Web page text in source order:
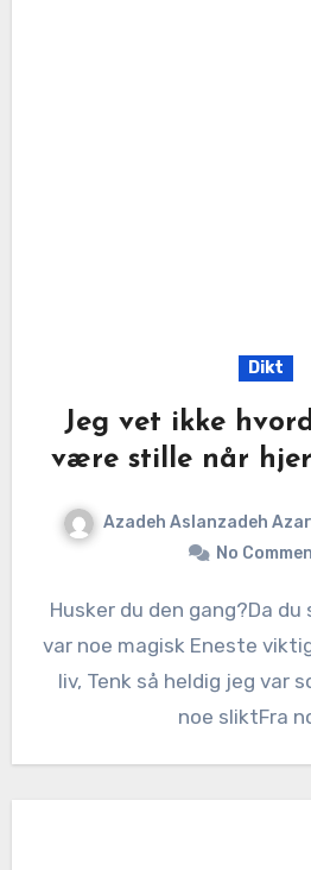
Dikt
Jeg vet ikke
være stille når
Azadeh Aslanzadeh
No
Husker du den gang?Da du så på meg som jeg
var noe magisk Eneste
liv, Tenk så heldig jeg var
noe sliktFra